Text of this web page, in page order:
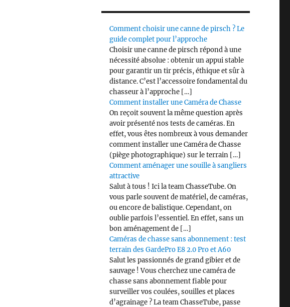
Comment choisir une canne de pirsch ? Le
guide complet pour l’approche
Choisir une canne de pirsch répond à une
nécessité absolue : obtenir un appui stable
pour garantir un tir précis, éthique et sûr à
distance. C’est l’accessoire fondamental du
chasseur à l’approche […]
Comment installer une Caméra de Chasse
On reçoit souvent la même question après
avoir présenté nos tests de caméras. En
effet, vous êtes nombreux à vous demander
comment installer une Caméra de Chasse
(piège photographique) sur le terrain […]
Comment aménager une souille à sangliers
attractive
Salut à tous ! Ici la team ChasseTube. On
vous parle souvent de matériel, de caméras,
ou encore de balistique. Cependant, on
oublie parfois l’essentiel. En effet, sans un
bon aménagement de […]
Caméras de chasse sans abonnement : test
terrain des GardePro E8 2.0 Pro et A60
Salut les passionnés de grand gibier et de
sauvage ! Vous cherchez une caméra de
chasse sans abonnement fiable pour
surveiller vos coulées, souilles et places
d’agrainage ? La team ChasseTube, passe